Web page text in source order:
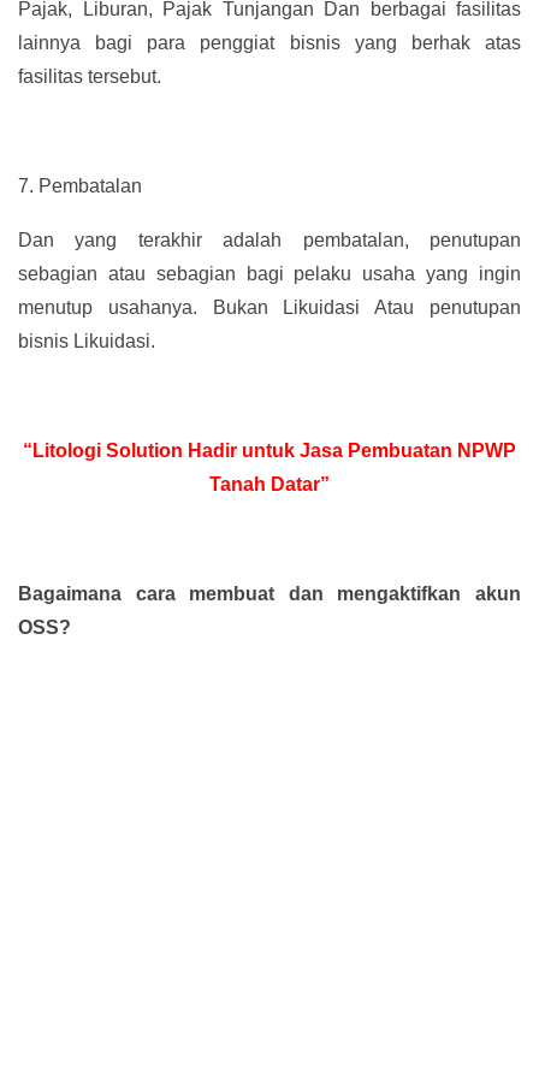
Pajak, Liburan, Pajak Tunjangan Dan berbagai fasilitas
lainnya bagi para penggiat bisnis yang berhak atas
fasilitas tersebut.
7. Pembatalan
Dan yang terakhir adalah pembatalan, penutupan
sebagian atau sebagian bagi pelaku usaha yang ingin
menutup usahanya. Bukan Likuidasi Atau penutupan
bisnis Likuidasi.
“Litologi Solution Hadir untuk Jasa Pembuatan NPWP
Tanah Datar”
Bagaimana cara membuat dan mengaktifkan akun
OSS?